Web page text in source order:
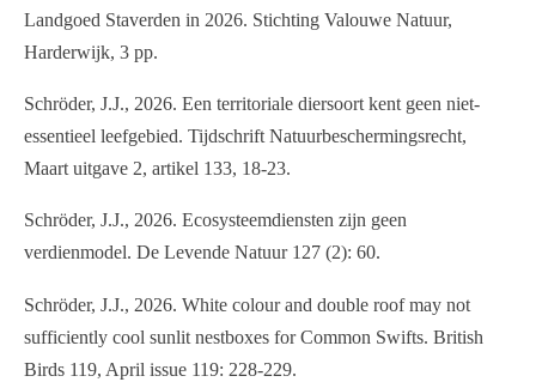
Landgoed Staverden in 2026. Stichting Valouwe Natuur,
Harderwijk, 3 pp.
Schröder, J.J., 2026. Een territoriale diersoort kent geen niet-
essentieel leefgebied. Tijdschrift Natuurbeschermingsrecht,
Maart uitgave 2, artikel 133, 18-23.
Schröder, J.J., 2026. Ecosysteemdiensten zijn geen
verdienmodel. De Levende Natuur 127 (2): 60.
Schröder, J.J., 2026. White colour and double roof may not
sufficiently cool sunlit nestboxes for Common Swifts. British
Birds 119, April issue 119: 228-229.